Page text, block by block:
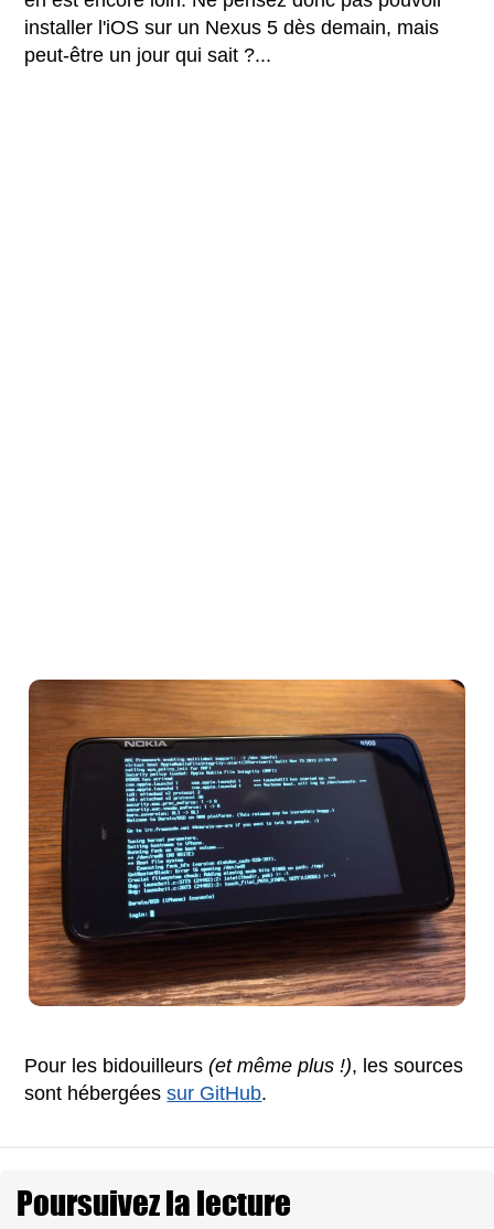
installer l'iOS sur un Nexus 5 dès demain, mais
peut-être un jour qui sait ?...
Pour les bidouilleurs(et même plus !), les sources
sont hébergéessur GitHub.
Poursuivez la lecture